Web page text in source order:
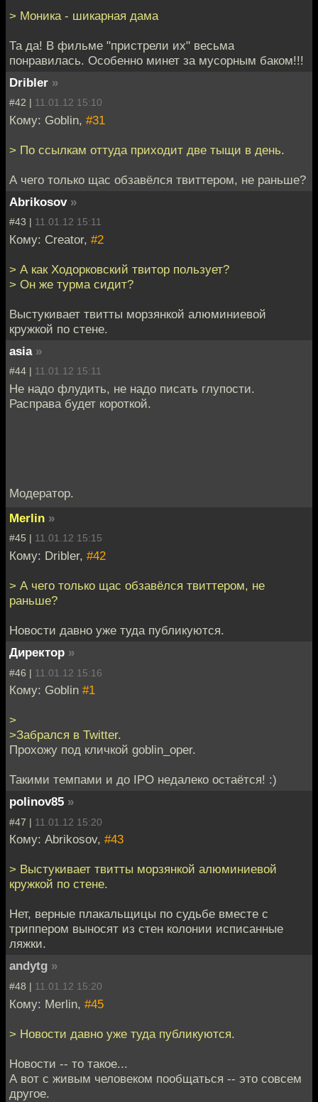
> Моника - шикарная дама
Та да! В фильме "пристрели их" весьма
понравилась. Особенно минет за мусорным баком!!!
Dribler »
#42 | 11.01.12 15:10
Кому: Goblin, #31
> По ссылкам оттуда приходит две тыщи в день.
А чего только щас обзавёлся твиттером, не раньше?
Abrikosov »
#43 | 11.01.12 15:11
Кому: Creator, #2
> А как Ходорковский твитор пользует?
> Он же турма сидит?
Выстукивает твитты морзянкой алюминиевой
кружкой по стене.
asia »
#44 | 11.01.12 15:11
Не надо флудить, не надо писать глупости.
Расправа будет короткой.
Модератор.
Merlin »
#45 | 11.01.12 15:15
Кому: Dribler, #42
> А чего только щас обзавёлся твиттером, не
раньше?
Новости давно уже туда публикуются.
Директор »
#46 | 11.01.12 15:16
Кому: Goblin #1
>
>Забрался в Twitter.
Прохожу под кличкой goblin_oper.
Такими темпами и до IPO недалеко остаётся! :)
polinov85 »
#47 | 11.01.12 15:20
Кому: Abrikosov, #43
> Выстукивает твитты морзянкой алюминиевой
кружкой по стене.
Нет, верные плакальщицы по судьбе вместе с
триппером выносят из стен колонии исписанные
ляжки.
andytg »
#48 | 11.01.12 15:20
Кому: Merlin, #45
> Новости давно уже туда публикуются.
Новости -- то такое...
А вот с живым человеком пообщаться -- это совсем
другое.